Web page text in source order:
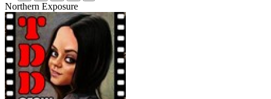
Northern Exposure